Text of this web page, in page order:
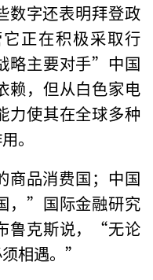
数字还表明拜登政
正在积极采取行
略主要对手”中国
赖，但从白色家电
力使其在全球多种
。
商品消费国；中国
，”国际金融研究
鲁克斯说，“无论
相遇。”